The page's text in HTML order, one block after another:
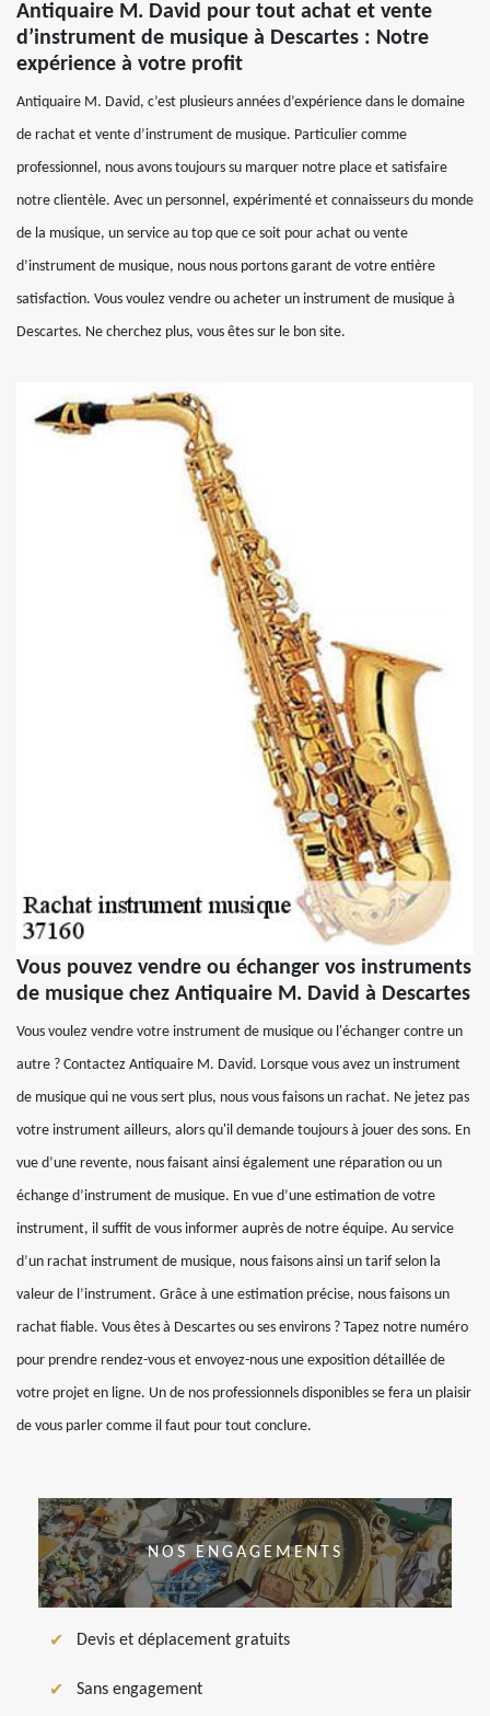
Antiquaire M. David pour tout achat et vente
d’instrument de musique à Descartes : Notre
expérience à votre profit
Antiquaire M. David, c’est plusieurs années d’expérience dans le domaine
de rachat et vente d’instrument de musique. Particulier comme
professionnel, nous avons toujours su marquer notre place et satisfaire
notre clientèle. Avec un personnel, expérimenté et connaisseurs du monde
de la musique, un service au top que ce soit pour achat ou vente
d’instrument de musique, nous nous portons garant de votre entière
satisfaction. Vous voulez vendre ou acheter un instrument de musique à
Descartes. Ne cherchez plus, vous êtes sur le bon site.
Vous pouvez vendre ou échanger vos instruments
de musique chez Antiquaire M. David à Descartes
Vous voulez vendre votre instrument de musique ou l'échanger contre un
autre ? Contactez Antiquaire M. David. Lorsque vous avez un instrument
de musique qui ne vous sert plus, nous vous faisons un rachat. Ne jetez pas
votre instrument ailleurs, alors qu'il demande toujours à jouer des sons. En
vue d’une revente, nous faisant ainsi également une réparation ou un
échange d’instrument de musique. En vue d’une estimation de votre
instrument, il suffit de vous informer auprès de notre équipe. Au service
d’un rachat instrument de musique, nous faisons ainsi un tarif selon la
valeur de l’instrument. Grâce à une estimation précise, nous faisons un
rachat fiable. Vous êtes à Descartes ou ses environs ? Tapez notre numéro
pour prendre rendez-vous et envoyez-nous une exposition détaillée de
votre projet en ligne. Un de nos professionnels disponibles se fera un plaisir
de vous parler comme il faut pour tout conclure.
NOS ENGAGEMENTS
Devis et déplacement gratuits
Sans engagement